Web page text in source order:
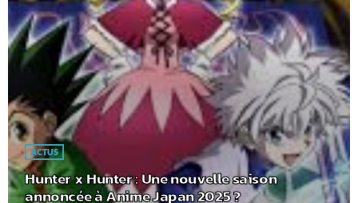
ACTUS
Hunter x Hunter : Une nouvelle saison
annoncée à Anime Japan 2025 ?